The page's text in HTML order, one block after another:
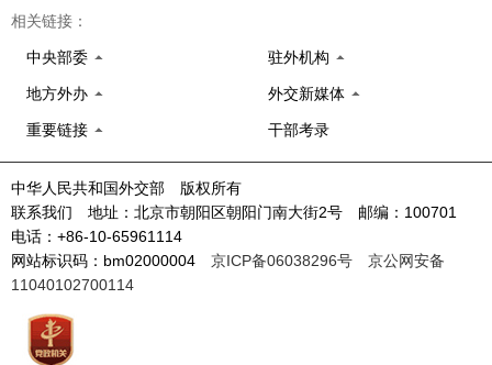
相关链接：
中央部委 驻外机构
地方外办 外交新媒体
重要链接 干部考录
中华人民共和国外交部 版权所有
联系我们 地址：北京市朝阳区朝阳门南大街2号 邮编：100701
电话：+86-10-65961114
网站标识码：bm02000004 京ICP备06038296号
京公网安备
11040102700114